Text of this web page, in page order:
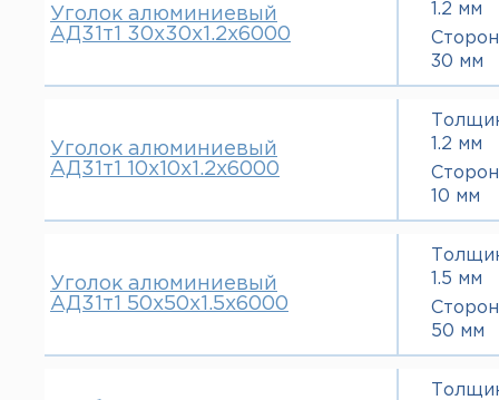
Уголок алюминиевый
АД31т1 30х30х1.2х6000
1.2 мм
30 мм
Уголок алюминиевый
АД31т1 10х10х1.2х6000
1.2 мм
10 мм
Уголок алюминиевый
АД31т1 50х50х1.5х6000
1.5 мм
50 мм